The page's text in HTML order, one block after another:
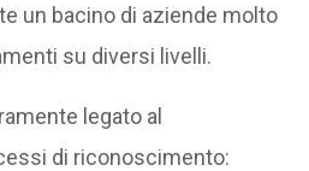
un bacino di aziende molto
su diversi livelli.
legato al
di riconoscimento: